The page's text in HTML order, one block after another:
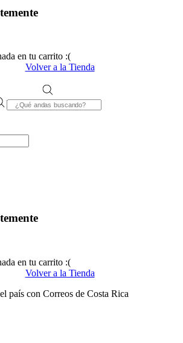
en tu carrito :(
Volver a la Tienda
Products
search
en tu carrito :(
Volver a la Tienda
país con Correos de Costa Rica